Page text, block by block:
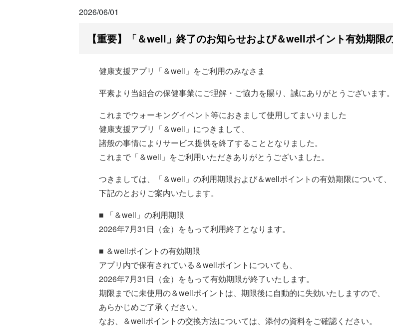
2026/06/01
【重要】「＆well」終了のお知らせおよび＆wellポイント有効期限
健康支援アプリ「＆well」をご利用のみなさま
平素より当組合の保健事業にご理解・ご協力を賜り、誠にありがとうございます。
これまでウォーキングイベント等におきまして使用してまいりました
健康支援アプリ「＆well」につきまして、
諸般の事情によりサービス提供を終了することとなりました。
これまで「＆well」をご利用いただきありがとうございました。
つきましては、「＆well」の利用期限および＆wellポイントの有効期限について、
下記のとおりご案内いたします。
■ 「＆well」の利用期限
2026年7月31日（金）をもって利用終了となります。
■ ＆wellポイントの有効期限
アプリ内で保有されている＆wellポイントについても、
2026年7月31日（金）をもって有効期限が終了いたします。
期限までに未使用の＆wellポイントは、期限後に自動的に失効いたしますので、
あらかじめご了承ください。
なお、＆wellポイントの交換方法については、添付の資料をご確認ください。